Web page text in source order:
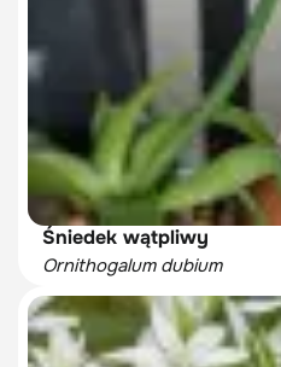
Śniedek wątpliwy
Ornithogalum dubium